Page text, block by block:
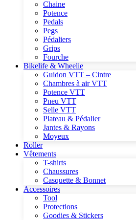
Chaine
Potence
Pedals
Pegs
Pédaliers
Grips
Fourche
Bikelife & Wheelie
Guidon VTT – Cintre
Chambres à air VTT
Potence VTT
Pneu VTT
Selle VTT
Plateau & Pédalier
Jantes & Rayons
Moyeux
Roller
Vêtements
T-shirts
Chaussures
Casquette & Bonnet
Accessoires
Tool
Protections
Goodies & Stickers